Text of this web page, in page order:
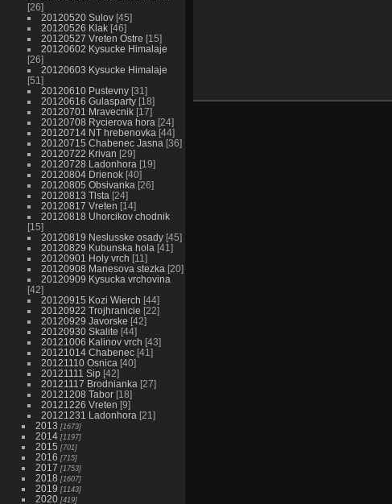
26
20120520 Sulov 45
20120526 Klak 46
20120527 Vreten Ostre 15
20120602 Kysucke Himalaje
26
20120603 Kysucke Himalaje
51
20120610 Pustevny 31
20120616 Gulasparty 18
20120701 Mravecnik 17
20120708 Rycierova hora 24
20120714 NT hrebenovka 44
20120715 Chabenec Jasna 36
20120722 Krivan 29
20120728 Ladonhora 19
20120804 Drienok 40
20120805 Obsivanka 26
20120813 Tlsta 24
20120817 Vreten 14
20120818 Uhorcikov chodnik
15
20120819 Neslusske osady 45
20120829 Kubunska hola 41
20120901 Holy vrch 11
20120908 Manesova stezka 20
20120909 Kysucka vrchovina
42
20120915 Kozi Wierch 44
20120922 Trojhranicie 22
20120929 Javorske 42
20120930 Skalite 44
20121006 Kalinov vrch 43
20121014 Chabenec 41
20121110 Osnica 40
20121111 Sip 42
20121117 Brodnianka 27
20121208 Tabor 18
20121226 Vreten 9
20121231 Ladonhora 21
2013 1673
2014 1197
2015 701
2016 715
2017 1753
2018 1607
2019 1143
2020 419